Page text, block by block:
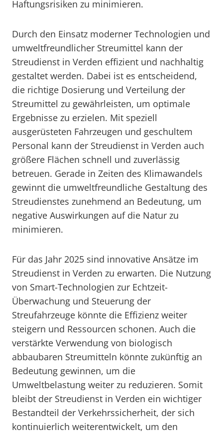
Haftungsrisiken zu minimieren.
Durch den Einsatz moderner Technologien und
umweltfreundlicher Streumittel kann der
Streudienst in Verden effizient und nachhaltig
gestaltet werden. Dabei ist es entscheidend,
die richtige Dosierung und Verteilung der
Streumittel zu gewährleisten, um optimale
Ergebnisse zu erzielen. Mit speziell
ausgerüsteten Fahrzeugen und geschultem
Personal kann der Streudienst in Verden auch
größere Flächen schnell und zuverlässig
betreuen. Gerade in Zeiten des Klimawandels
gewinnt die umweltfreundliche Gestaltung des
Streudienstes zunehmend an Bedeutung, um
negative Auswirkungen auf die Natur zu
minimieren.
Für das Jahr 2025 sind innovative Ansätze im
Streudienst in Verden zu erwarten. Die Nutzung
von Smart-Technologien zur Echtzeit-
Überwachung und Steuerung der
Streufahrzeuge könnte die Effizienz weiter
steigern und Ressourcen schonen. Auch die
verstärkte Verwendung von biologisch
abbaubaren Streumitteln könnte zukünftig an
Bedeutung gewinnen, um die
Umweltbelastung weiter zu reduzieren. Somit
bleibt der Streudienst in Verden ein wichtiger
Bestandteil der Verkehrssicherheit, der sich
kontinuierlich weiterentwickelt, um den